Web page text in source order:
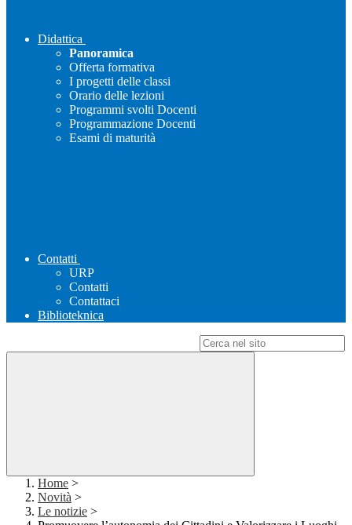
Didattica
Panoramica
Offerta formativa
I progetti delle classi
Orario delle lezioni
Programmi svolti Docenti
Programmazione Docenti
Esami di maturità
Contatti
URP
Contatti
Contattaci
Biblioteknica
Home >
Novità >
Le notizie >